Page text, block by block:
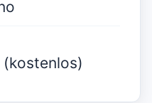
(kostenlos)